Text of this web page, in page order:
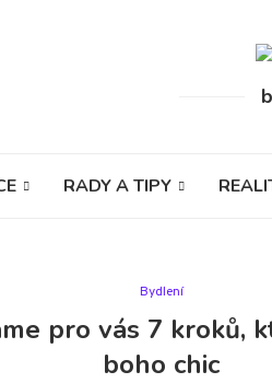
RADY A TIPY
Bydlení
pro vás 7 kroků,
boho chic